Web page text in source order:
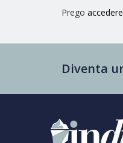
Prego accedere
Diventa